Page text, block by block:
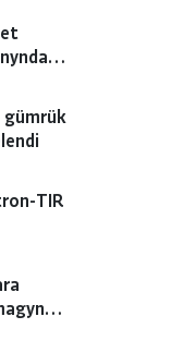
gümrük
TIR